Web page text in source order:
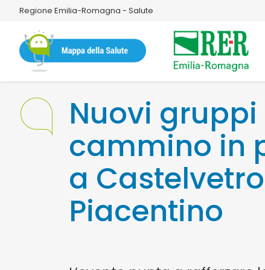
Regione Emilia-Romagna - Salute
Nuovi gruppi
cammino in
a Castelvetro
Piacentino